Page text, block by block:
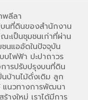
พลีลา
นที่ดินของสำนักงาน
เป็นชุมชนเก่าที่ผ่าน
นแออัดในปัจจุบัน
บไฟฟ้า ปะปาถาวร
ารปรับปรุงบนที่ดิน
บ้านไม้ดั่งเดิม ลูก
แนวทางการพัฒนา
างใหม่ เราได้มีการ